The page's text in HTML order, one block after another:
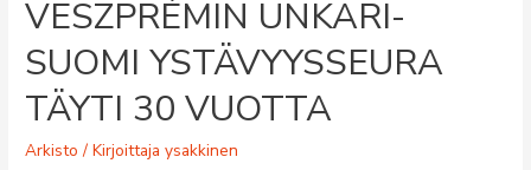
VESZPRÉMIN UNKARI-
SUOMI YSTÄVYYSSEURA
TÄYTI 30 VUOTTA
Arkisto / Kirjoittajaysakkinen